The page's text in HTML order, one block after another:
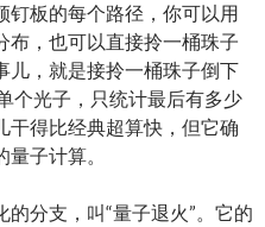
钉板的每个路径，你可以用
布，也可以直接拎一桶珠子
儿，就是接拎一桶珠子倒下
个光子，只统计最后有多少
干得比经典超算快，但它确
子计算。
分支，叫“量子退火”。它的